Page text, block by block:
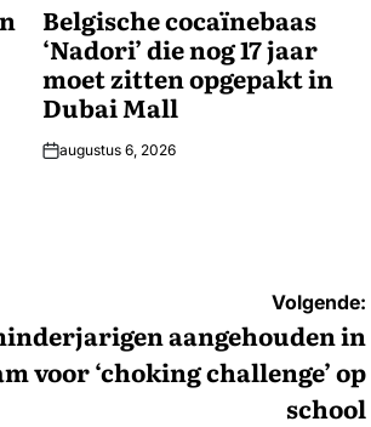
Belgische cocaïnebaas
‘Nadori’ die nog 17 jaar
moet zitten opgepakt in
Dubai Mall
augustus 6, 2026
Volgende:
aangehouden in
voor ‘choking challenge’ op
school